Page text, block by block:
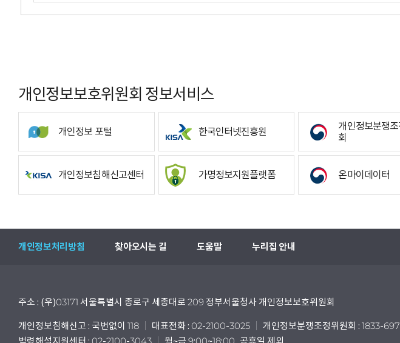
개인정보보호위원회 정보서비스
개인정보 포털 한국인터넷진흥원
개인정보분쟁
회
개인정보침해신고센터 가명정보지원플랫폼 온마이데이터
개인정보처리방침 찾아오시는 길 도움말 누리집 안내
주소 : (우)03171 서울특별시 종로구 세종대로 209 정부서울청사 개인정보보호위원회
개인정보침해신고 : 국번없이 118 대표전화 : 02-2100-3025
개인정보분쟁조정위원회 : 1833-